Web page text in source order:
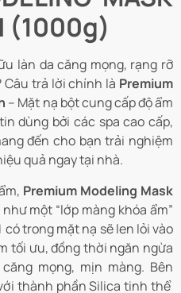
(1000g)
làn da căng mọng, rạng rỡ
Câu trả lời chính là Premium
– Mặt nạ bột cung cấp độ ẩm
dùng bởi các spa cao cấp,
đến cho bạn trải nghiệm
quả ngay tại nhà.
Premium Modeling Mask
một “lớp màng khóa ẩm”
trong mặt nạ sẽ len lỏi vào
tối ưu, đồng thời ngăn ngừa
mọng, mịn màng. Bên
thành phần Silica tinh thể